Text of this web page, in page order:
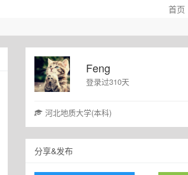
首页
Feng
登录过310天
河北地质大学(本科)
分享&发布